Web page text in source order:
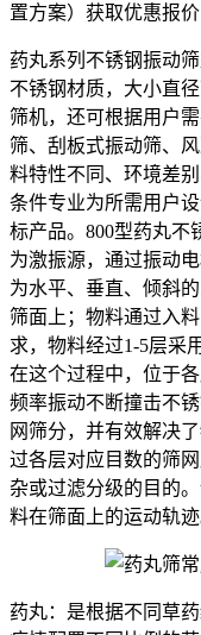
置方案） 获取优惠报价
药丸系列不锈钢振动
不锈钢材质，大小直
筛机，还可根据用户
筛、刮板式振动筛、
料特性不同、环境差
条件专业为所需用户
标产品。800型药丸
为激振源，通过振动
为水平、垂直、倾斜
筛面上；物料通过入
求，物料经过1-5层采
在这个过程中，位于
频率振动不断撞击不
网筛分，并有效解决
过各层对应目数的筛
杂或过滤分级的目的
料在筛面上的运动轨迹
药丸：是根据不同草